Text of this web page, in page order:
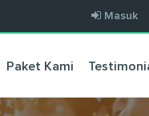
Masuk
Paket Kami